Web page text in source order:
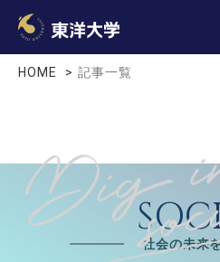
HOME 記事一覧
社会の未来